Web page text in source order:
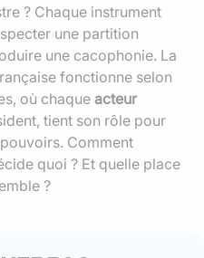
? Chaque instrument
une partition
une cacophonie. La
fonctionne selon
où chaque acteur
tient son rôle pour
Comment
quoi ? Et quelle place
?